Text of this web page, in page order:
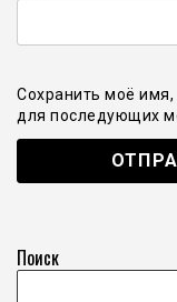
Сохранить моё имя,
для последующих
Поиск